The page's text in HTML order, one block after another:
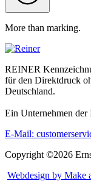
More than marking.
REINER
für den Direktdruck
Deutschland.
Ein Unternehmen
E-Mail:
Copyright ©2026
Webdesign by Make